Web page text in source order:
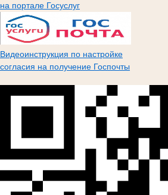
на портале Госуслуг
Видеоинструкция по настройке
согласия на получение Госпочты